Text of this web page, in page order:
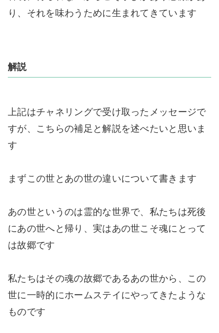
り、それを味わうために生まれてきています
解説
上記はチャネリングで受け取ったメッセージで
すが、こちらの補足と解説を述べたいと思いま
す
まずこの世とあの世の違いについて書きます
あの世というのは霊的な世界で、私たちは死後
にあの世へと帰り、実はあの世こそ魂にとって
は故郷です
私たちはその魂の故郷であるあの世から、この
世に一時的にホームステイにやってきたような
ものです